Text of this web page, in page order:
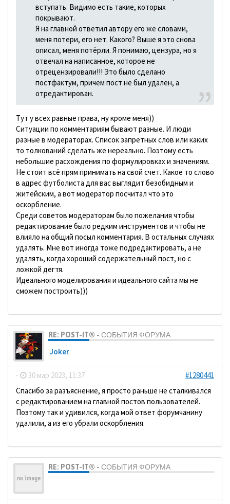
вступать. Видимо есть такие, которых
покрывают.
Я на главной ответил автору его же словами,
меня потери, его нет. Какого? Выше я это снова
описал, меня потёрли. Я понимаю, цензура, но я
отвечал на написанное, которое не
отрецензировали!!! Это было сделано
постфактум, причем пост не был удален, а
отредактирован.
Тут у всех равные права, ну кроме меня))
Ситуации по комментариям бывают разные. И люди
разные в модераторах. Список запретных слов или каких
то толкований сделать же нереально. Поэтому есть
небольшие расхождения по формулировках и значениям.
Не стоит всё прям принимать на свой счет. Какое то слово
в адрес футболиста для вас выглядит безобидным и
житейским, а вот модератор посчитал что это
оскорбление.
Среди советов модераторам было пожелания чтобы
редактирование было редким инструментов и чтобы не
влияло на общий посыл комментария. В остальных случаях
удалять. Мне вот иногда тоже подредактировать, а не
удалять, когда хороший содержательный пост, но с
ложкой дегтя.
Идеального моделирования и идеального сайта мы не
сможем построить)))
RE: POST-IT® - СОБЫТИЯ ФОРУМА
Joker
- 30 мар 2023, 11:37
#1280441
Спасибо за разъяснение, я просто раньше не сталкивался
с редактированием на главной постов пользователей.
Поэтому так и удивился, когда мой ответ форумчанину
удалили, а из его убрали оскорбления.
RE: POST-IT® - СОБЫТИЯ ФОРУМА